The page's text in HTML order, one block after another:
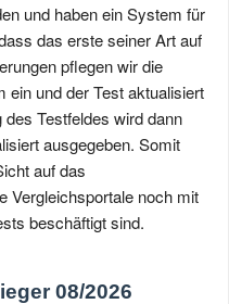
und haben ein System für
das erste seiner Art auf
pflegen wir die
ein und der Test aktualisiert
Testfeldes wird dann
ausgegeben. Somit
auf das
Vergleichsportale noch mit
beschäftigt sind.
08/2026